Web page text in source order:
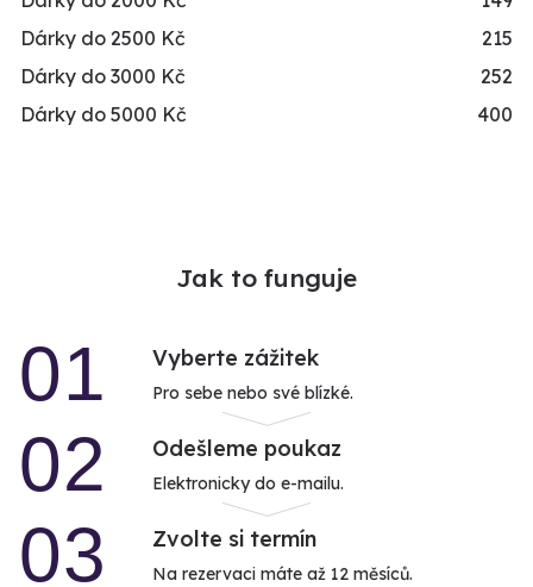
Dárky do 2500 Kč
215
Dárky do 3000 Kč
252
Dárky do 5000 Kč
400
Jak to funguje
01 Vyberte zážitek
Pro sebe nebo své blízké.
02 Odešleme poukaz
Elektronicky do e-mailu.
03 Zvolte si termín
Na rezervaci máte až 12 měsíců.